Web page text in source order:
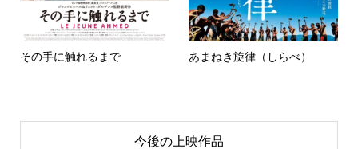
その手に触れるまで あまねき旋律（しらべ）
今後の上映作品